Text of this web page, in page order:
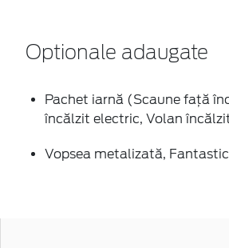
Optionale adaugate
Pachet iarnă (Scaune faţă
încălzit electric, Volan
Vopsea metalizată, Fantastic